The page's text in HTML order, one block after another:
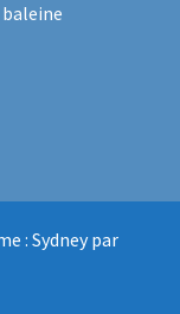
baleine
:Sydneypar